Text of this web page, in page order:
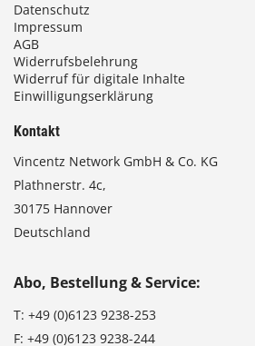
Datenschutz
Impressum
AGB
Widerrufsbelehrung
Widerruf für digitale Inhalte
Einwilligungserklärung
Kontakt
Vincentz Network GmbH & Co. KG
Plathnerstr. 4c,
30175 Hannover
Deutschland
Abo, Bestellung & Service:
T: +49 (0)6123 9238-253
F: +49 (0)6123 9238-244